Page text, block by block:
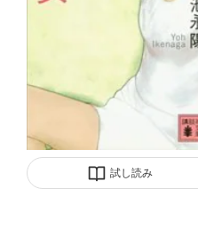
試し読み